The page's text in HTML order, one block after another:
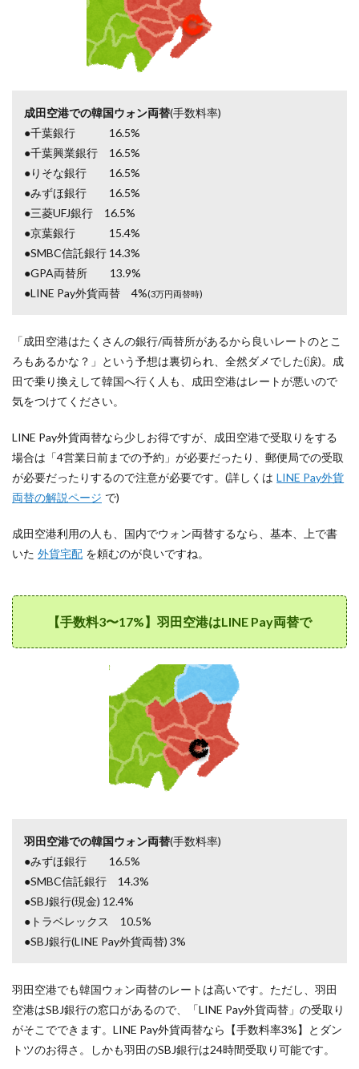
成田空港での韓国ウォン両替(手数料率)
●千葉銀行 16.5%
●千葉興業銀行 16.5%
●りそな銀行 16.5%
●みずほ銀行 16.5%
●三菱UFJ銀行 16.5%
●京葉銀行 15.4%
●SMBC信託銀行 14.3%
●GPA両替所 13.9%
●LINE Pay外貨両替 4%(3万円両替時)
「成田空港はたくさんの銀行/両替所があるから良いレートのとこ
ろもあるかな？」という予想は裏切られ、全然ダメでした(涙)。成
田で乗り換えして韓国へ行く人も、成田空港はレートが悪いので
気をつけてください。
LINE Pay外貨両替なら少しお得ですが、成田空港で受取りをする
場合は「4営業日前までの予約」が必要だったり、郵便局での受取
が必要だったりするので注意が必要です。(詳しくは LINE Pay外貨
両替の解説ページ で)
成田空港利用の人も、国内でウォン両替するなら、基本、上で書
いた 外貨宅配 を頼むのが良いですね。
【手数料3〜17%】羽田空港はLINE Pay両替で
羽田空港での韓国ウォン両替(手数料率)
●みずほ銀行 16.5%
●SMBC信託銀行 14.3%
●SBJ銀行(現金) 12.4%
●トラベレックス 10.5%
●SBJ銀行(LINE Pay外貨両替) 3%
羽田空港でも韓国ウォン両替のレートは高いです。ただし、羽田
空港はSBJ銀行の窓口があるので、「LINE Pay外貨両替」の受取り
がそこでできます。LINE Pay外貨両替なら【手数料率3%】とダン
トツのお得さ。しかも羽田のSBJ銀行は24時間受取り可能です。